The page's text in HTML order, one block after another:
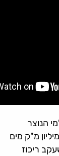
הנוצר
במתקן ההתפלה של כפר מסריק, המייצר כ-7 מיליון מ"ק מים
ריכוז